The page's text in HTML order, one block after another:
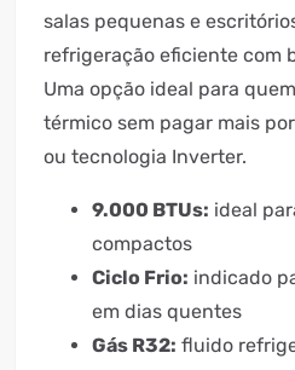
salas pequenas e
refrigeração eficiente com
Uma opção ideal para
térmico sem pagar mais
ou tecnologia Inverter.
9.000 BTUs: ideal
compactos
Ciclo Frio: indicado
em dias quentes
Gás R32: fluido